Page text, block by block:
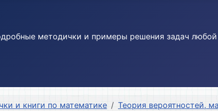
методички и примеры решения задач
и книги по математике Теория вероятностей,